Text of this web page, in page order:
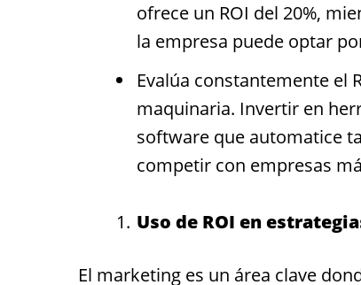
ofrece un ROI del 20%,
la empresa puede optar
Evalúa constantemente el
maquinaria. Invertir en
software que automatice
competir con empresas
Uso de ROI en
El marketing es un área clave